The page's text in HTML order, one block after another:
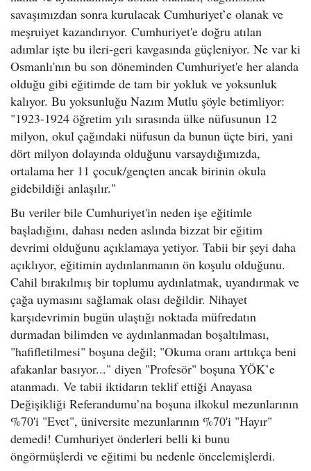
savaşımızdan sonra kurulacak Cumhuriyet’e olanak ve
meşruiyet kazandırıyor. Cumhuriyet'e doğru atılan
adımlar işte bu ileri-geri kavgasında güçleniyor. Ne var ki
Osmanlı'nın bu son döneminden Cumhuriyet'e her alanda
olduğu gibi eğitimde de tam bir yokluk ve yoksunluk
kalıyor. Bu yoksunluğu Nazım Mutlu şöyle betimliyor:
"1923-1924 öğretim yılı sırasında ülke nüfusunun 12
milyon, okul çağındaki nüfusun da bunun üçte biri, yani
dört milyon dolayında olduğunu varsaydığımızda,
ortalama her 11 çocuk/gençten ancak birinin okula
gidebildiği anlaşılır."
Bu veriler bile Cumhuriyet'in neden işe eğitimle
başladığını, dahası neden aslında bizzat bir eğitim
devrimi olduğunu açıklamaya yetiyor. Tabii bir şeyi daha
açıklıyor, eğitimin aydınlanmanın ön koşulu olduğunu.
Cahil bırakılmış bir toplumu aydınlatmak, uyandırmak ve
çağa uymasını sağlamak olası değildir. Nihayet
karşıdevrimin bugün ulaştığı noktada müfredatın
durmadan bilimden ve aydınlanmadan boşaltılması,
"hafifletilmesi" boşuna değil; "Okuma oranı arttıkça beni
afakanlar basıyor..." diyen "Profesör" boşuna YÖK’e
atanmadı. Ve tabii iktidarın teklif ettiği Anayasa
Değişikliği Referandumu’na boşuna ilkokul mezunlarının
%70'i "Evet", üniversite mezunlarının %70'i "Hayır"
demedi! Cumhuriyet önderleri belli ki bunu
öngörmüşlerdi ve eğitimi bu nedenle öncelemişlerdi.